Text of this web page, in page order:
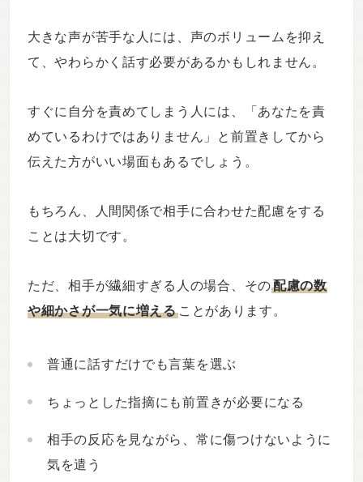
大きな声が苦手な人には、声のボリュームを抑え
て、やわらかく話す必要があるかもしれません。
すぐに自分を責めてしまう人には、「あなたを責
めているわけではありません」と前置きしてから
伝えた方がいい場面もあるでしょう。
もちろん、人間関係で相手に合わせた配慮をする
ことは大切です。
ただ、相手が繊細すぎる人の場合、その配慮の数
や細かさが一気に増えることがあります。
普通に話すだけでも言葉を選ぶ
ちょっとした指摘にも前置きが必要になる
相手の反応を見ながら、常に傷つけないように
気を遣う